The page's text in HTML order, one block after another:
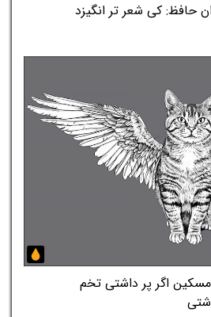
۱۶۱ دیوان حافظ: کی شعر تر انگیزد
مسکین اگر پر داشتی تخم